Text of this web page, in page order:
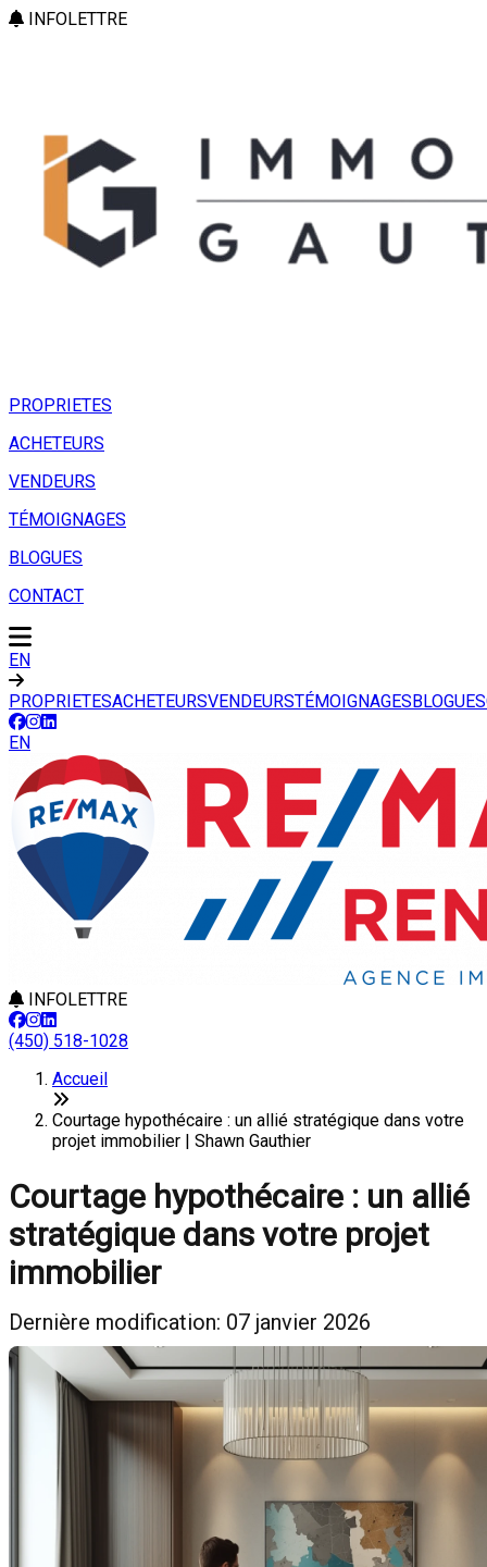
INFOLETTRE
PROPRIETES
ACHETEURS
VENDEURS
TÉMOIGNAGES
BLOGUES
CONTACT
EN
PROPRIETESACHETEURSVENDEURSTÉMOIGNAGESBLOGUES
EN
INFOLETTRE
(450) 518-1028
Accueil
Courtage hypothécaire : un allié stratégique dans votre
projet immobilier | Shawn Gauthier
Courtage hypothécaire : un allié
stratégique dans votre projet
immobilier
Dernière modification: 07 janvier 2026